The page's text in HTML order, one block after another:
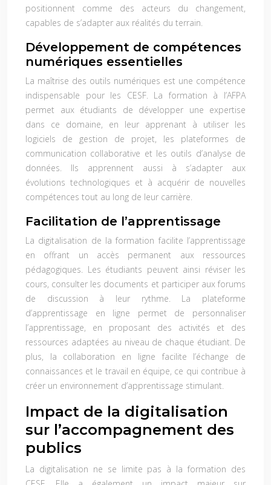
positionnent comme des acteurs du changement,
capables de s’adapter aux réalités du terrain.
Développement de compétences
numériques essentielles
La maîtrise des outils numériques est une compétence
indispensable pour les CESF. La formation à l’AFPA
permet aux étudiants de développer une expertise
dans ce domaine, en leur apprenant à utiliser les
logiciels de gestion de projet, les plateformes de
communication collaborative et les outils d’analyse de
données. Ils apprennent aussi à s’adapter aux
évolutions technologiques et à acquérir de nouvelles
compétences tout au long de leur carrière.
Facilitation de l’apprentissage
La digitalisation de la formation facilite l’apprentissage
en offrant un accès permanent aux ressources
pédagogiques. Les étudiants peuvent ainsi réviser les
cours, consulter les documents et participer aux forums
de discussion à leur rythme. La plateforme
d’apprentissage en ligne permet de personnaliser
l’apprentissage, en proposant des activités et des
ressources adaptées au niveau de chaque étudiant. De
plus, la collaboration en ligne facilite l’échange de
connaissances et le travail en équipe, ce qui contribue à
créer un environnement d’apprentissage stimulant.
Impact de la digitalisation
sur l’accompagnement des
publics
La digitalisation ne se limite pas à la formation des